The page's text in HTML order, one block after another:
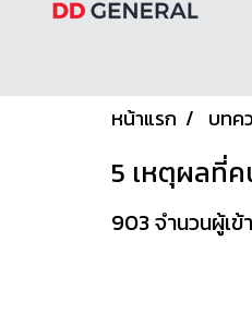
หน้าแรก บทค
5 เหตุผลที่ค
903 จำนวนผู้เข้